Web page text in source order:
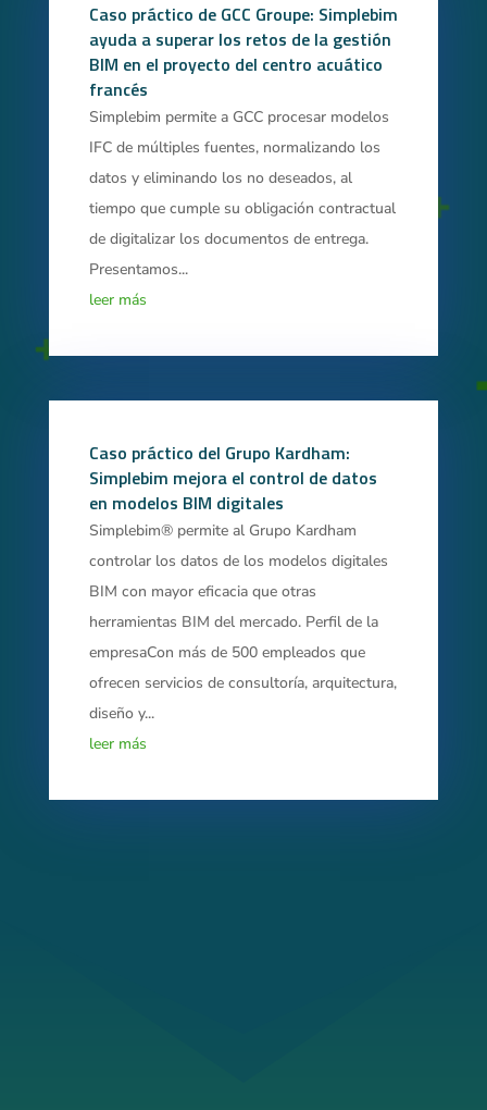
Caso práctico de GCC Groupe: Simplebim
ayuda a superar los retos de la gestión
BIM en el proyecto del centro acuático
francés
Simplebim permite a GCC procesar modelos
IFC de múltiples fuentes, normalizando los
datos y eliminando los no deseados, al
tiempo que cumple su obligación contractual
de digitalizar los documentos de entrega.
Presentamos...
leer más
Caso práctico del Grupo Kardham:
Simplebim mejora el control de datos
en modelos BIM digitales
Simplebim® permite al Grupo Kardham
controlar los datos de los modelos digitales
BIM con mayor eficacia que otras
herramientas BIM del mercado. Perfil de la
empresaCon más de 500 empleados que
ofrecen servicios de consultoría, arquitectura,
diseño y...
leer más